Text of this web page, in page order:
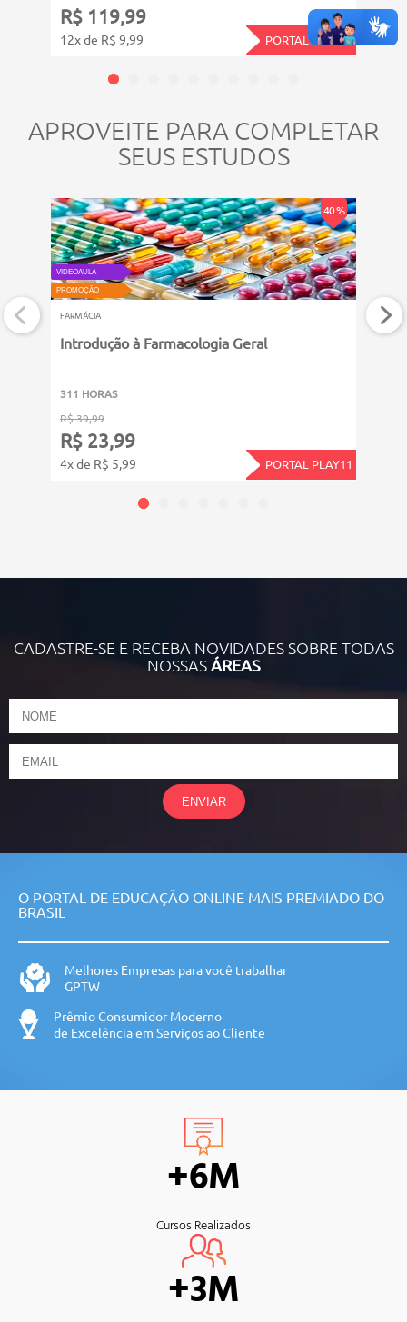
R$ 119,99
12x de R$ 9,99 PORTAL PLAY11
R$
12x
APROVEITE PARA COMPLETAR
SEUS ESTUDOS
40 %
VIDEOAULA
PROMOÇÃO
FARMÁCIA
Introdução à Farmacologia Geral
311 HORAS
R$ 39,99
R$ 23,99
4x de R$ 5,99 PORTAL PLAY11
CADASTRE-SE E RECEBA NOVIDADES SOBRE TODAS
NOSSAS ÁREAS
ENVIAR
O PORTAL DE EDUCAÇÃO ONLINE MAIS PREMIADO DO
BRASIL
Melhores Empresas para você trabalhar
GPTW
Prêmio Consumidor Moderno
de Excelência em Serviços ao Cliente
+6M
Cursos Realizados
+3M